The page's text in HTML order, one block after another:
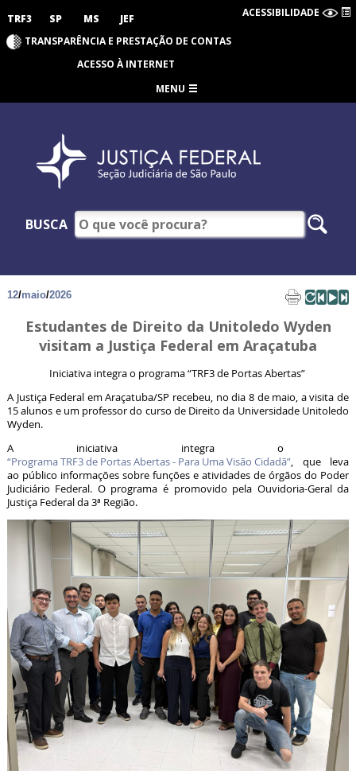
TRF3 SP MS JEF ACESSIBILIDADE
TRANSPARÊNCIA E PRESTAÇÃO DE CONTAS
ACESSO À INTERNET
MENU
BUSCA
12/maio/2026
Estudantes de Direito da Unitoledo Wyden
visitam a Justiça Federal em Araçatuba
Iniciativa integra o programa “TRF3 de Portas Abertas”
A Justiça Federal em Araçatuba/SP recebeu, no dia 8 de maio, a visita de
15 alunos e um professor do curso de Direito da Universidade Unitoledo
Wyden.
A iniciativa integra o
“Programa TRF3 de Portas Abertas - Para Uma Visão Cidadã”, que leva
ao público informações sobre funções e atividades de órgãos do Poder
Judiciário Federal. O programa é promovido pela Ouvidoria-Geral da
Justiça Federal da 3ª Região.